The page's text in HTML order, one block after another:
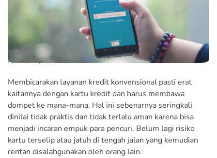
Aplikasi Pinjaman Online
Membicarakan layanan kredit konvensional pasti erat
kaitannya dengan kartu kredit dan harus membawa
dompet ke mana-mana. Hal ini sebenarnya seringkali
dinilai tidak praktis dan tidak terlalu aman karena bisa
menjadi incaran empuk para pencuri. Belum lagi risiko
kartu terselip atau jatuh di tengah jalan yang kemudian
rentan disalahgunakan oleh orang lain.